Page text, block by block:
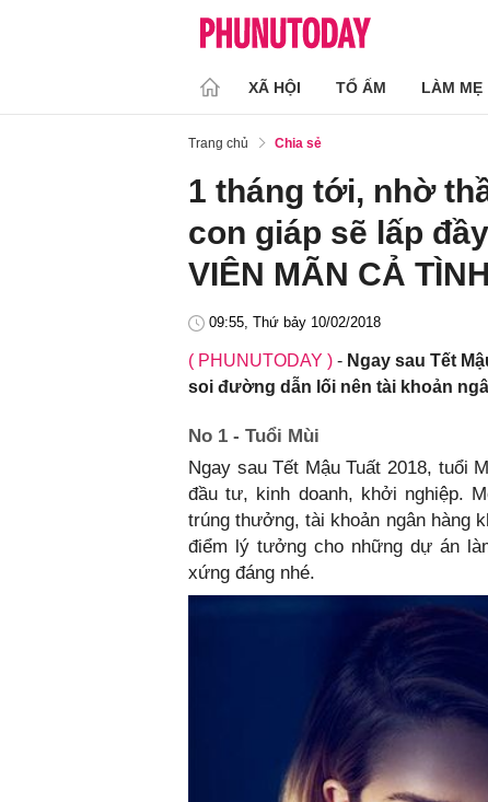
XÃ HỘI TỔ ẤM LÀM MẸ
Trang chủ Chia sẻ
1 tháng tới, nhờ
con giáp sẽ lấp
VIÊN MÃN CẢ
09:55, Thứ bảy 10/02/2018
( PHUNUTODAY ) - Ngay sau Tết
soi đường dẫn lối nên tài khoản
No 1 - Tuổi Mùi
Ngay sau Tết Mậu Tuất 2018, tuổi
đầu tư, kinh doanh, khởi nghiệp.
trúng thưởng, tài khoản ngân hàng
điểm lý tưởng cho những dự án
xứng đáng nhé.